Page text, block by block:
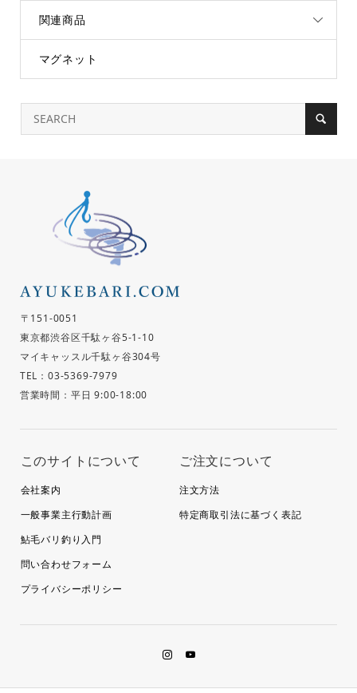
関連商品
マグネット
〒151-0051
東京都渋谷区千駄ヶ谷5-1-10
マイキャッスル千駄ヶ谷304号
TEL：03-5369-7979
営業時間：平日 9:00-18:00
このサイトについて
会社案内
一般事業主行動計画
鮎毛バリ釣り入門
問い合わせフォーム
プライバシーポリシー
ご注文について
注文方法
特定商取引法に基づく表記